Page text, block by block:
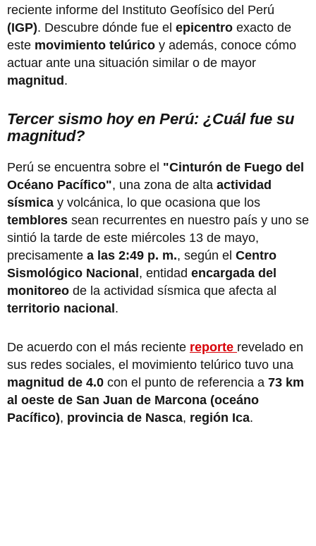
reciente informe del Instituto Geofísico del Perú
(IGP). Descubre dónde fue el epicentro exacto de
este movimiento telúrico y además, conoce cómo
actuar ante una situación similar o de mayor
magnitud.
Tercer sismo hoy en Perú: ¿Cuál fue su
magnitud?
Perú se encuentra sobre el "Cinturón de Fuego del
Océano Pacífico", una zona de alta actividad
sísmica y volcánica, lo que ocasiona que los
temblores sean recurrentes en nuestro país y uno se
sintió la tarde de este miércoles 13 de mayo,
precisamente a las 2:49 p. m., según el Centro
Sismológico Nacional, entidad encargada del
monitoreo de la actividad sísmica que afecta al
territorio nacional.
De acuerdo con el más reciente reporte revelado en
sus redes sociales, el movimiento telúrico tuvo una
magnitud de 4.0 con el punto de referencia a 73 km
al oeste de San Juan de Marcona (oceáno
Pacífico), provincia de Nasca, región Ica.